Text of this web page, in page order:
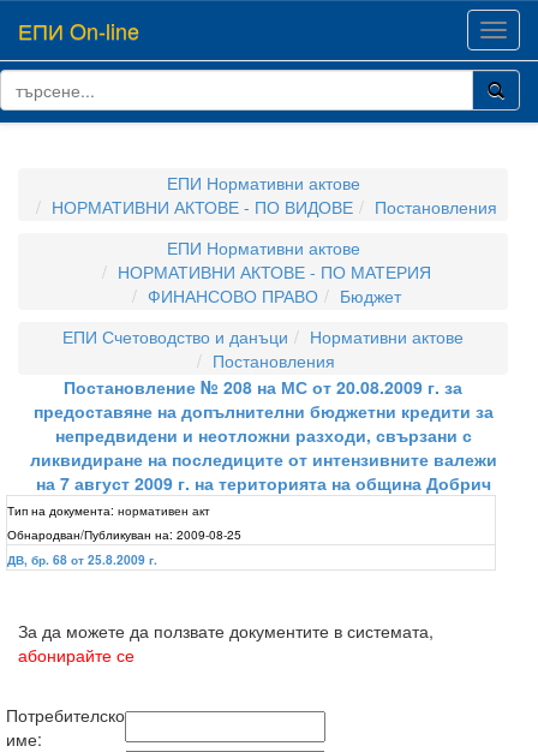
ЕПИ On-line
ЕПИ Нормативни актове
НОРМАТИВНИ АКТОВЕ - ПО ВИДОВЕ
Постановления
ЕПИ Нормативни актове
НОРМАТИВНИ АКТОВЕ - ПО МАТЕРИЯ
ФИНАНСОВО ПРАВО
Бюджет
ЕПИ Счетоводство и данъци
Нормативни актове
Постановления
Постановление № 208 на МС от 20.08.2009 г. за
предоставяне на допълнителни бюджетни кредити за
непредвидени и неотложни разходи, свързани с
ликвидиране на последиците от интензивните валежи
на 7 август 2009 г. на територията на община Добрич
Тип на документа: нормативен акт
Обнародван/Публикуван на: 2009-08-25
ДВ, бр. 68 от 25.8.2009 г.
За да можете да ползвате документите в системата,
абонирайте се
Потребителско
име: